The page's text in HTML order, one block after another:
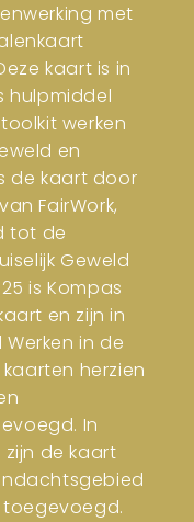
met
kaart is in
hulpmiddel
werken
en
de kaart door
FairWork,
tot de
Geweld
is Kompas
en zijn in
in de
kaarten herzien
In
de kaart